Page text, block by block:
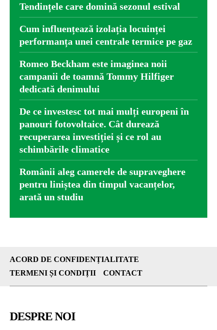
Tendințele care domină sezonul estival
Cum influențează izolația locuinței
performanța unei centrale termice pe gaz
Romeo Beckham este imaginea noii
campanii de toamnă Tommy Hilfiger
dedicată denimului
De ce investesc tot mai mulți europeni în
panouri fotovoltaice. Cât durează
recuperarea investiției și ce rol au
schimbările climatice
Românii aleg camerele de supraveghere
pentru liniștea din timpul vacanțelor,
arată un studiu
ACORD DE CONFIDENȚIALITATE
TERMENI ȘI CONDIȚII
CONTACT
DESPRE NOI